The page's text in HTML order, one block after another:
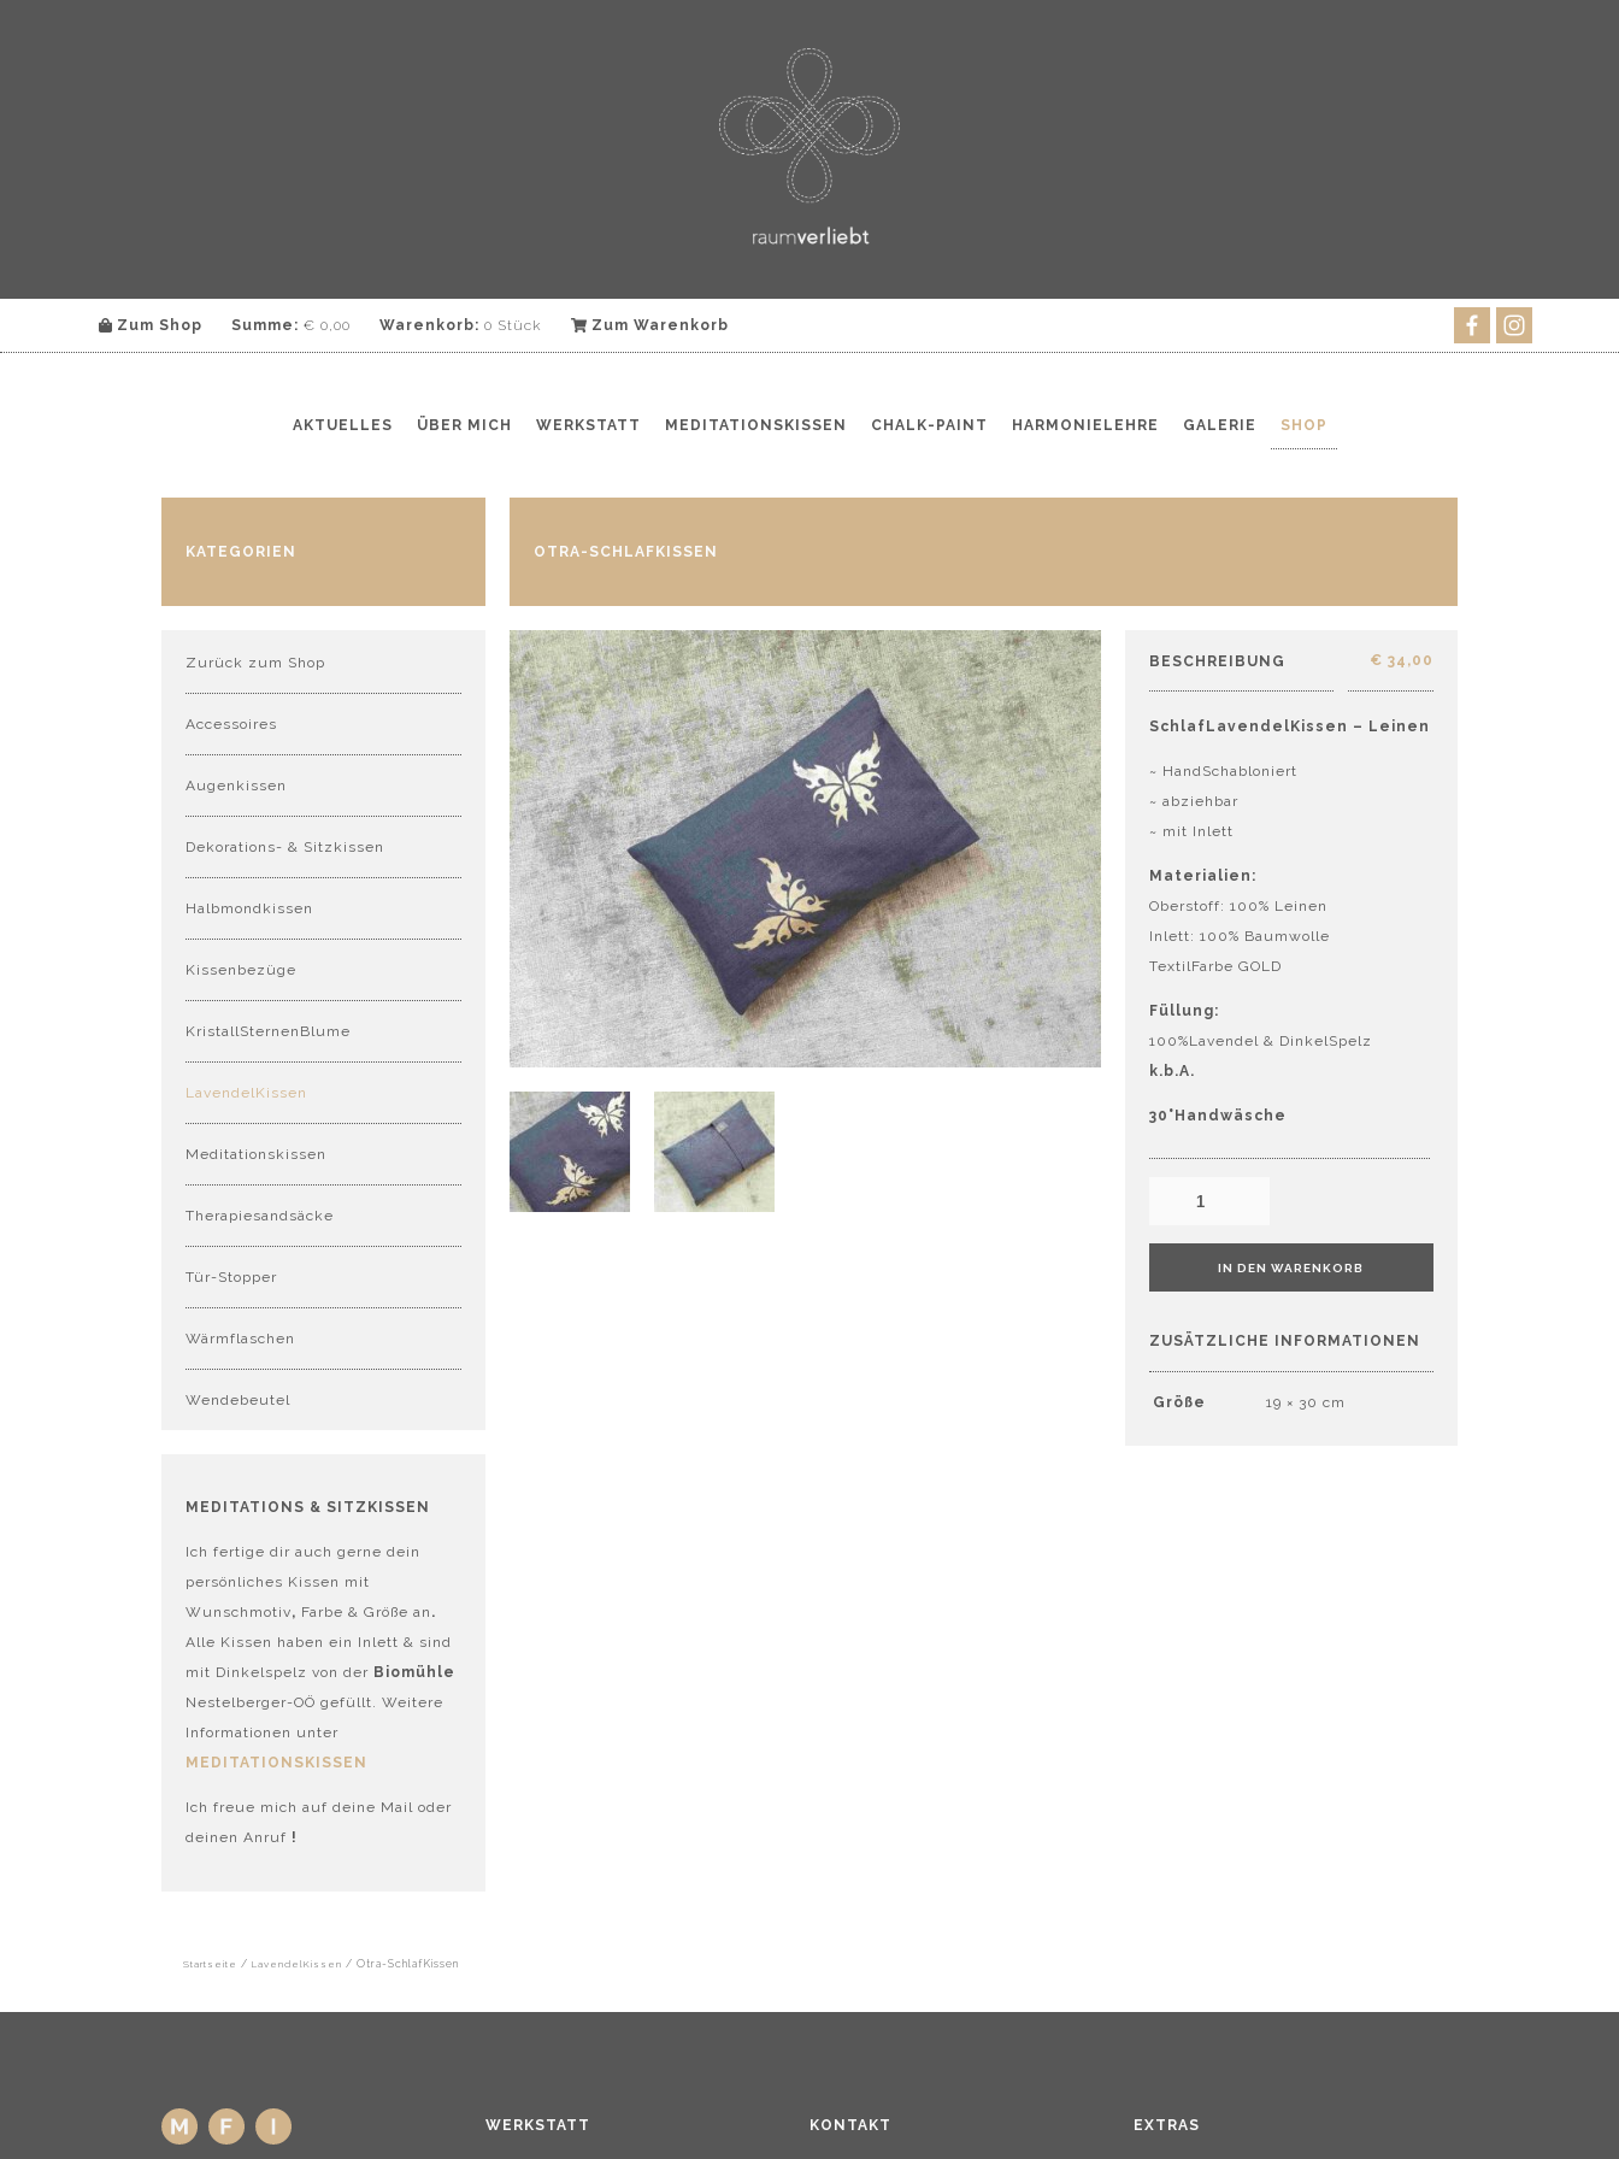
Zum Shop Summe: € 0,00 Warenkorb: 0 Stück Zum Warenkorb
AKTUELLES ÜBER MICH WERKSTATT MEDITATIONSKISSEN CHALK-PAINT HARMONIELEHRE GALERIE SHOP
KATEGORIEN
Zurück zum Shop
Accessoires
Augenkissen
Dekorations- & Sitzkissen
Halbmondkissen
Kissenbezüge
KristallSternenBlume
LavendelKissen
Meditationskissen
Therapiesandsäcke
Tür-Stopper
Wärmflaschen
Wendebeutel
MEDITATIONS & SITZKISSEN
Ich fertige dir auch gerne dein
persönliches Kissen mit
Wunschmotiv, Farbe & Größe an .
Alle Kissen haben ein Inlett & sind
mit Dinkelspelz von der Biomühle
Nestelberger-OÖ gefüllt. Weitere
Informationen unter
MEDITATIONSKISSEN
Ich freue mich auf deine Mail oder
deinen Anruf !
OTRA-SCHLAFKISSEN
BESCHREIBUNG € 34,00
SchlafLavendelKissen – Leinen
~ HandSchabloniert
~ abziehbar
~ mit Inlett
Materialien:
Oberstoff: 100% Leinen
Inlett: 100% Baumwolle
TextilFarbe GOLD
Füllung:
100%Lavendel & DinkelSpelz
k.b.A.
30°Handwäsche
IN DEN WARENKORB
ZUSÄTZLICHE INFORMATIONEN
Größe 19 × 30 cm
Startseite /LavendelKissen / Otra-SchlafKissen
WERKSTATT KONTAKT EXTRAS